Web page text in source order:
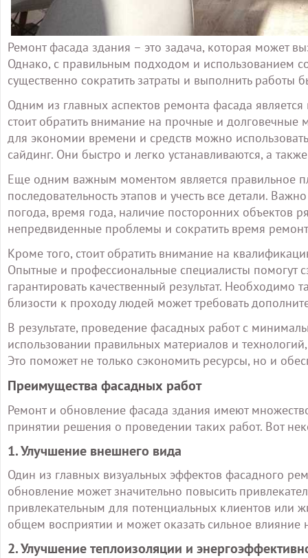
Ремонт фасада здания – это задача, которая может
Однако, с правильным подходом и использованием
существенно сократить затраты и выполнить работы
Одним из главных аспектов ремонта фасада
стоит обратить внимание на прочные и
для экономии времени и средств можно
сайдинг. Они быстро и легко устанавливаются, а
Еще одним важным моментом является правильное
последовательность этапов и учесть все детали.
погода, время года, наличие посторонних объектов
непредвиденные проблемы и сократить время
Кроме того, стоит обратить внимание на
Опытные и профессиональные специалисты
гарантировать качественный результат. Необходимо
близости к проходу людей может требовать
В результате, проведение фасадных работ с
использовании правильных материалов и
Это поможет не только сэкономить ресурсы, но и
Преимущества фасадных работ
Ремонт и обновление фасада здания имеют
принятии решения о проведении таких работ. Вот
1. Улучшение внешнего вида
Один из главных визуальных эффектов фасадного
обновление может значительно повысить
привлекательным для потенциальных клиентов или
общем восприятии и может оказать сильное
2. Улучшение теплоизоляции и